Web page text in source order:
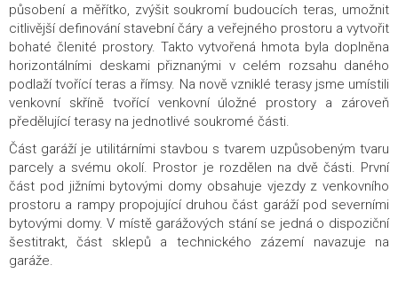
působení a měřítko, zvýšit soukromí budoucích teras, umožnit
citlivější definování stavební čáry a veřejného prostoru a vytvořit
bohaté členité prostory. Takto vytvořená hmota byla doplněna
horizontálními deskami přiznanými v celém rozsahu daného
podlaží tvořící teras a římsy. Na nově vzniklé terasy jsme umístili
venkovní skříně tvořící venkovní úložné prostory a zároveň
předělující terasy na jednotlivé soukromé části.
Část garáží je utilitárními stavbou s tvarem uzpůsobeným tvaru
parcely a svému okolí. Prostor je rozdělen na dvě části. První
část pod jižními bytovými domy obsahuje vjezdy z venkovního
prostoru a rampy propojující druhou část garáží pod severními
bytovými domy. V místě garážových stání se jedná o dispoziční
šestitrakt, část sklepů a technického zázemí navazuje na
garáže.